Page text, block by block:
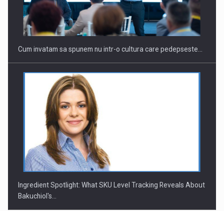
Cum invatam sa spunem nu intr-o cultura care pedepseste…
Ingredient Spotlight: What SKU Level Tracking Reveals About
Bakuchiol's…